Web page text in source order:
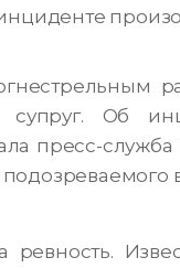
Об
пресс-служба